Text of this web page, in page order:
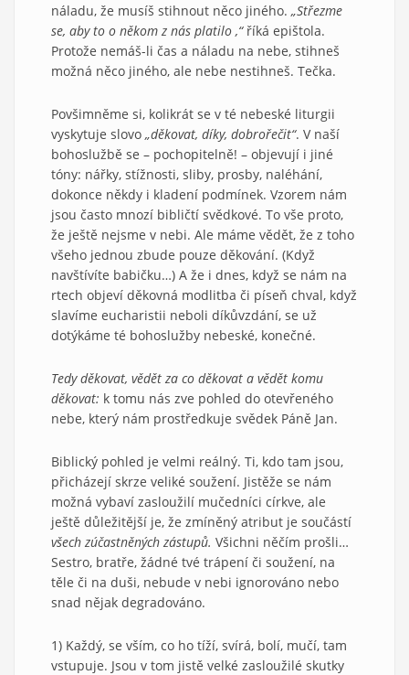
náladu, že musíš stihnout něco jiného. „Střezme
se, aby to o někom z nás platilo ,“říká epištola.
Protože nemáš-li čas a náladu na nebe, stihneš
možná něco jiného, ale nebe nestihneš. Tečka.
Povšimněme si, kolikrát se v té nebeské liturgii
vyskytuje slovo „děkovat, díky, dobrořečit“. V naší
bohoslužbě se – pochopitelně! – objevují i jiné
tóny: nářky, stížnosti, sliby, prosby, naléhání,
dokonce někdy i kladení podmínek. Vzorem nám
jsou často mnozí bibličtí svědkové. To vše proto,
že ještě nejsme v nebi. Ale máme vědět, že z toho
všeho jednou zbude pouze děkování. (Když
navštívíte babičku…) A že i dnes, když se nám na
rtech objeví děkovná modlitba či píseň chval, když
slavíme eucharistii neboli díkůvzdání, se už
dotýkáme té bohoslužby nebeské, konečné.
Tedy děkovat, vědět za co děkovat a vědět komu
děkovat: k tomu nás zve pohled do otevřeného
nebe, který nám prostředkuje svědek Páně Jan.
Biblický pohled je velmi reálný. Ti, kdo tam jsou,
přicházejí skrze veliké soužení. Jistěže se nám
možná vybaví zasloužilí mučedníci církve, ale
ještě důležitější je, že zmíněný atribut je součástí
všech zúčastněných zástupů. Všichni něčím prošli…
Sestro, bratře, žádné tvé trápení či soužení, na
těle či na duši, nebude v nebi ignorováno nebo
snad nějak degradováno.
1) Každý, se vším, co ho tíží, svírá, bolí, mučí, tam
vstupuje. Jsou v tom jistě velké zasloužilé skutky